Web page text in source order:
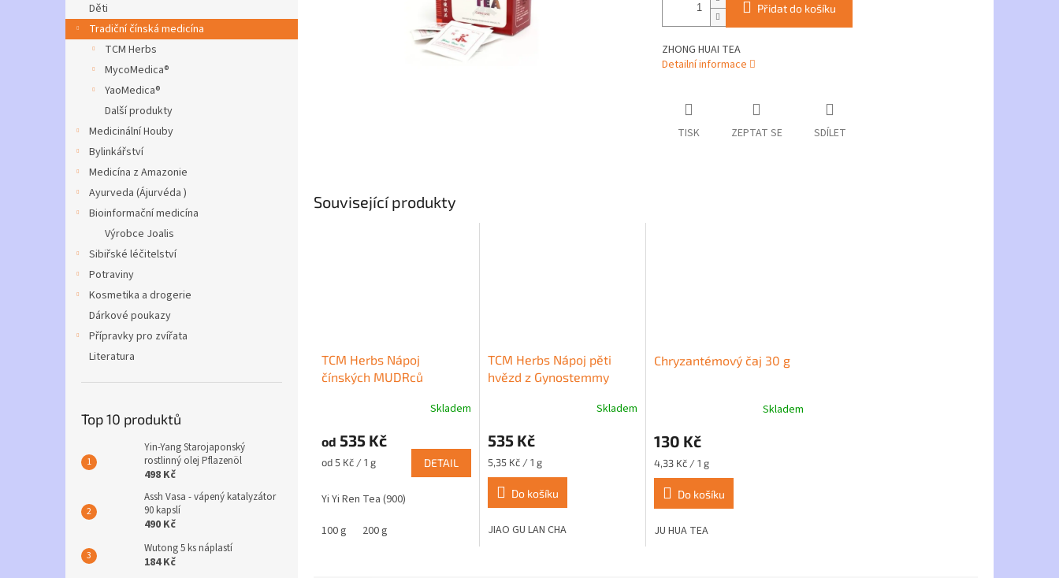
n
e
Děti
Tradiční čínská medicína
TCM Herbs
MycoMedica®
YaoMedica®
Další produkty
Medicinální Houby
Bylinkářství
Medicína z Amazonie
Ayurveda (Ájurvéda )
Bioinformační medicína
Výrobce Joalis
Sibiřské léčitelství
Potraviny
Kosmetika a drogerie
Dárkové poukazy
Přípravky pro zvířata
Literatura
Top 10 produktů
Yin-Yang Starojaponský
rostlinný olej Pflazenöl
498 Kč
Assh Vasa - vápený katalyzátor
90 kapslí
490 Kč
Wutong 5 ks náplastí
184 Kč
Přidat do košíku
ZHONG HUAI TEA
Detailní informace
TISK ZEPTAT SE SDÍLET
Související produkty
TCM Herbs Nápoj
čínských MUDRců
ječmen, Jobovy slzy)
produktu
4,1
5
Skladem
od 535 Kč
Měrná
od 5 Kč / 1 g DETAIL
Yi Yi Ren Tea (900)
100 g
200 g
TCM Herbs Nápoj pěti
hvězd z Gynostemmy
produktu
je
5,0
Skladem
535 Kč
Měrná
cena:
5,35 Kč / 1 g
Do košíku
JIAO GU LAN CHA
Chryzantémový čaj 30 g
Skladem
130 Kč
Měrná
cena:
4,33 Kč / 1 g
Do košíku
JU HUA TEA